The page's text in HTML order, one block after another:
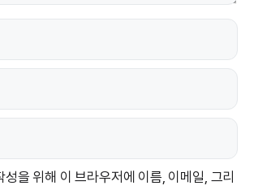
성을 위해 이 브라우저에 이름, 이메일, 그리